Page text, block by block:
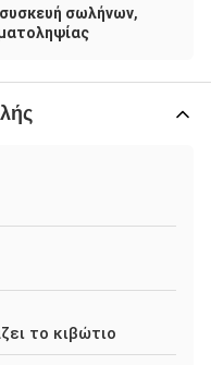
σωλήνων,
το κιβώτιο